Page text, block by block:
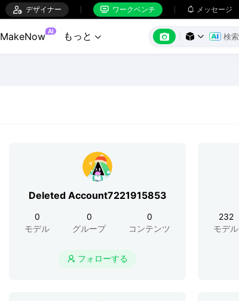
 デザイナー  ワークベンチ  メッセージ
MakeNow AI もっと    
Deleted Account7221915853
0
モデル
0
グループ
0
コンテンツ
 フォローする
232
モデル